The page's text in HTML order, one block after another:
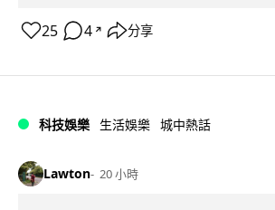
25 4 ↗ 分享
科技娛樂 生活娛樂 城中熱話
Lawton 20 小時